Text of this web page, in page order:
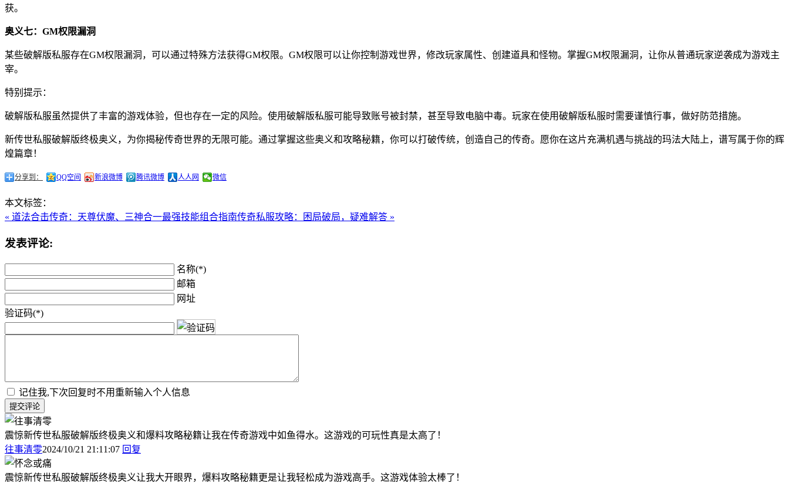
获。
奥义七：GM权限漏洞
某些破解版私服存在GM权限漏洞，可以通过特殊方法获得GM权限。GM权限可以让你控制游戏世界，修改玩家属性、创建道具和怪物。掌握GM权限漏洞，让你从普通玩家逆袭成为游戏主
宰。
特别提示：
破解版私服虽然提供了丰富的游戏体验，但也存在一定的风险。使用破解版私服可能导致账号被封禁，甚至导致电脑中毒。玩家在使用破解版私服时需要谨慎行事，做好防范措施。
新传世私服破解版终极奥义，为你揭秘传奇世界的无限可能。通过掌握这些奥义和攻略秘籍，你可以打破传统，创造自己的传奇。愿你在这片充满机遇与挑战的玛法大陆上，谱写属于你的辉
煌篇章！
分享到： QQ空间 新浪微博 腾讯微博 人人网 微信
本文标签：
« 道法合击传奇：天尊伏魔、三神合一最强技能组合指南传奇私服攻略：困局破局，疑难解答 »
发表评论:
名称(*)
邮箱
网址
验证码(*)
记住我,下次回复时不用重新输入个人信息
提交评论
震惊新传世私服破解版终极奥义和爆料攻略秘籍让我在传奇游戏中如鱼得水。这游戏的可玩性真是太高了！
往事清零2024/10/21 21:11:07 回复
震惊新传世私服破解版终极奥义让我大开眼界，爆料攻略秘籍更是让我轻松成为游戏高手。这游戏体验太棒了！